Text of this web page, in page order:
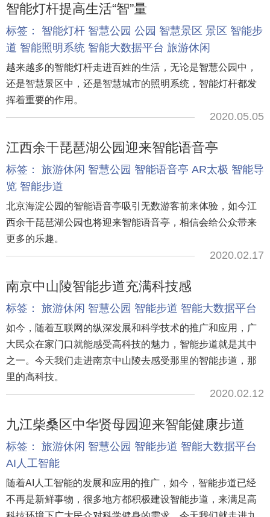
智能灯杆提高生活“智”量
标签： 智能灯杆 智慧公园 公园 智慧景区 景区 智能步
道 智能照明系统 智能大数据平台 旅游休闲
越来越多的智能灯杆走进百姓的生活，无论是智慧公园中，
还是智慧景区中，还是智慧城市的照明系统，智能灯杆都发
挥着重要的作用。
2020.05.05
江西余干琵琶湖公园迎来智能语音亭
标签： 旅游休闲 智慧公园 智能语音亭 AR太极 智能导
览 智能步道
北京海淀公园的智能语音亭吸引无数游客前来体验，如今江
西余干琵琶湖公园也将迎来智能语音亭，相信会给公众带来
更多的乐趣。
2020.02.17
南京中山陵智能步道充满科技感
标签： 旅游休闲 智慧公园 智能步道 智能大数据平台
如今，随着互联网的纵深发展和科学技术的推广和应用，广
大民众在家门口就能感受高科技的魅力，智能步道就是其中
之一。今天我们走进南京中山陵去感受那里的智能步道，那
里的高科技。
2020.02.12
九江柴桑区中华贤母园迎来智能健康步道
标签： 旅游休闲 智慧公园 智能步道 智能大数据平台
AI人工智能
随着AI人工智能的发展和应用的推广，如今，智能步道已经
不再是新鲜事物，很多地方都积极建设智能步道，来满足高